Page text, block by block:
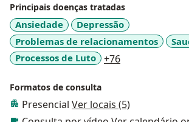
Principais doenças tratadas
Ansiedade
Depressão
Problemas de relacionamentos
Processos de Luto
+76
Formatos de consulta
Presencial Ver locais (5)